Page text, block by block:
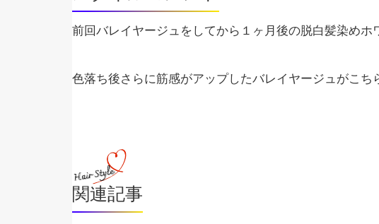
前回バレイヤージュをしてから１ヶ月後の脱白髪染めホ
色落ち後さらに筋感がアップしたバレイヤージュがこち
関連記事